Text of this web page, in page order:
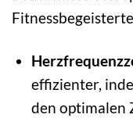
effizienter,
den optimalen